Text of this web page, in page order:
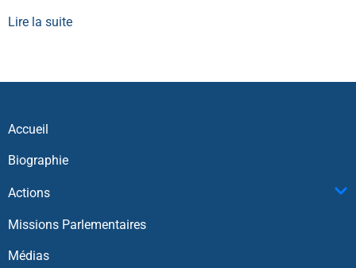
Lire la suite
Accueil
Biographie
Actions
Missions Parlementaires
Médias